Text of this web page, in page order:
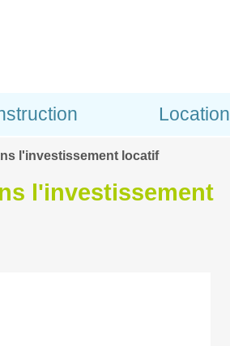
Location
l'investissement locatif
l'investissement